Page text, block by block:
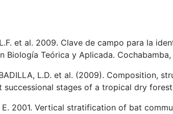
L.F. et al. 2009. Clave de campo para la
Biología Teórica y Aplicada. Cochabamba,
L.D. et al. (2009). Composition,
successional stages of a tropical dry
E. 2001. Vertical stratification of bat